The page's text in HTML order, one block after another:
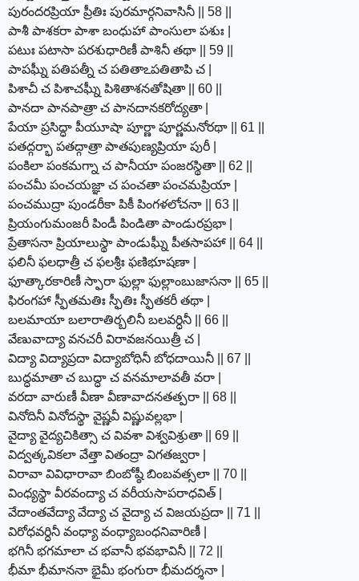
పురందరప్రియా ప్రీతిః పురమార్గనివాసినీ || 58 ||
పాశీ పాశకరా పాశా బంధుహా పాంసులా పశుః |
పటుః పటాసా పరశుధారిణీ పాశినీ తథా || 59 ||
పాపఘ్నీ పతిపత్నీ చ పతితాఽపతితాపి చ |
పిశాచీ చ పిశాచఘ్నీ పిశితాశనతోషితా || 60 ||
పానదా పానపాత్రా చ పానదానకరోద్యతా |
పేయా ప్రసిద్ధా పీయూషా పూర్ణా పూర్ణమనోరథా || 61 ||
పతద్గర్భా పతద్గాత్రా పాతపుణ్యప్రియా పురీ |
పంకిలా పంకమగ్నా చ పానీయా పంజరస్థితా || 62 ||
పంచమీ పంచయజ్ఞా చ పంచతా పంచమప్రియా |
పంచముద్రా పుండరీకా పికీ పింగళలోచనా || 63 ||
ప్రియంగుమంజరీ పిండీ పిండితా పాండురప్రభా |
ప్రేతాసనా ప్రియాలుస్థా పాండుఘ్నీ పీతసాపహా || 64 ||
ఫలినీ ఫలధాత్రీ చ ఫలశ్రీః ఫణిభూషణా |
ఫూత్కారకారిణీ స్ఫారా ఫుల్లా ఫుల్లాంబుజాసనా || 65 ||
ఫిరంగహా స్ఫీతమతిః స్ఫీతిః స్ఫీతకరీ తథా |
బలమాయా బలారాతిర్బలినీ బలవర్ధినీ || 66 ||
వేణువాద్యా వనచరీ విరావజనయిత్రీ చ |
విద్యా విద్యాప్రదా విద్యాబోధినీ బోధదాయినీ || 67 ||
బుద్ధమాతా చ బుద్ధా చ వనమాలావతీ వరా |
వరదా వారుణీ వీణా వీణావాదనతత్పరా || 68 ||
వినోదినీ వినోదస్థా వైష్ణవీ విష్ణువల్లభా |
వైద్యా వైద్యచికిత్సా చ వివశా విశ్వవిశ్రుతా || 69 ||
విద్వత్కవికలా వేత్తా వితంద్రా విగతజ్వరా |
విరావా వివిధారావా బింబోష్ఠీ బింబవత్సలా || 70 ||
వింధ్యస్థా వీరవంద్యా చ వరీయసాపరాధవిత్ |
వేదాంతవేద్యా వేద్యా చ వైద్యా చ విజయప్రదా || 71 ||
విరోధవర్ధినీ వంధ్యా వంధ్యాబంధనివారిణీ |
భగినీ భగమాలా చ భవానీ భవభావినీ || 72 ||
భీమా భీమాననా భైమీ భంగురా భీమదర్శనా |